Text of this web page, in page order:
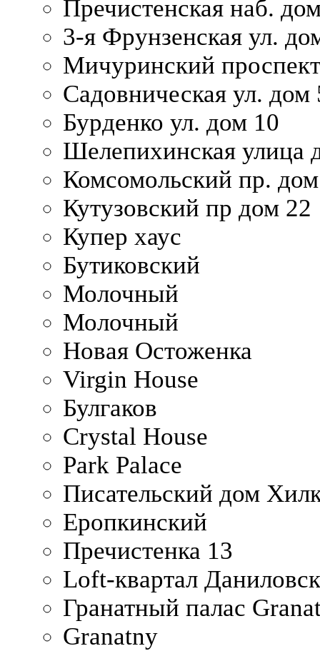
Пречистенская наб.
3-я Фрунзенская ул.
Мичуринский
Садовническая ул. дом
Бурденко ул. дом 10
Шелепихинская улица
Комсомольский пр.
Кутузовский пр дом 22
Купер хаус
Бутиковский
Молочный
Молочный
Новая Остоженка
Virgin House
Булгаков
Crystal House
Park Palace
Писательский дом
Еропкинский
Пречистенка 13
Loft-квартал
Гранатный палас
Granatny